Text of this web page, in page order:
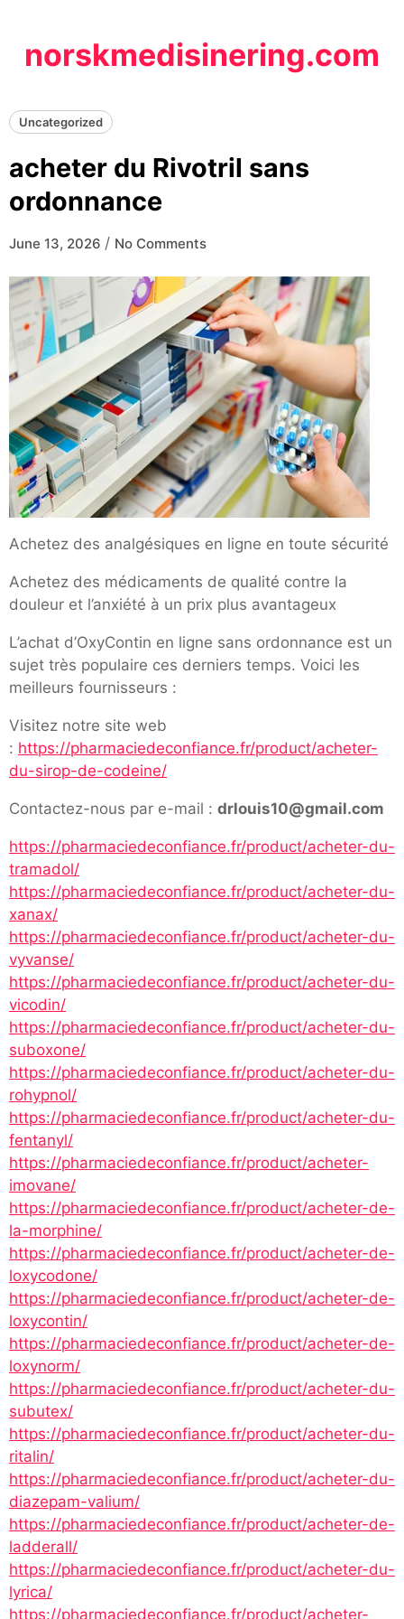
contentnorskmedisinering.com
Uncategorized
acheter du Rivotril sans
ordonnance
June 13, 2026 / No Comments
Achetez des analgésiques en ligne en toute sécurité
Achetez des médicaments de qualité contre la
douleur et l’anxiété à un prix plus avantageux
L’achat d’OxyContin en ligne sans ordonnance est un
sujet très populaire ces derniers temps. Voici les
meilleurs fournisseurs :
Visitez notre site web
: https://pharmaciedeconfiance.fr/product/acheter-
du-sirop-de-codeine/
Contactez-nous par e-mail : drlouis10@gmail.com
https://pharmaciedeconfiance.fr/product/acheter-du-
tramadol/
https://pharmaciedeconfiance.fr/product/acheter-du-
xanax/
https://pharmaciedeconfiance.fr/product/acheter-du-
vyvanse/
https://pharmaciedeconfiance.fr/product/acheter-du-
vicodin/
https://pharmaciedeconfiance.fr/product/acheter-du-
suboxone/
https://pharmaciedeconfiance.fr/product/acheter-du-
rohypnol/
https://pharmaciedeconfiance.fr/product/acheter-du-
fentanyl/
https://pharmaciedeconfiance.fr/product/acheter-
imovane/
https://pharmaciedeconfiance.fr/product/acheter-de-
la-morphine/
https://pharmaciedeconfiance.fr/product/acheter-de-
loxycodone/
https://pharmaciedeconfiance.fr/product/acheter-de-
loxycontin/
https://pharmaciedeconfiance.fr/product/acheter-de-
loxynorm/
https://pharmaciedeconfiance.fr/product/acheter-du-
subutex/
https://pharmaciedeconfiance.fr/product/acheter-du-
ritalin/
https://pharmaciedeconfiance.fr/product/acheter-du-
diazepam-valium/
https://pharmaciedeconfiance.fr/product/acheter-de-
ladderall/
https://pharmaciedeconfiance.fr/product/acheter-du-
lyrica/
https://pharmaciedeconfiance.fr/product/acheter-